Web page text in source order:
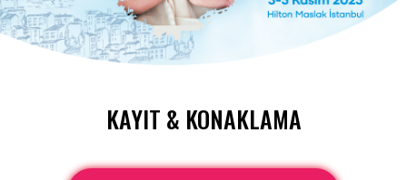
KAYIT & KONAKLAMA